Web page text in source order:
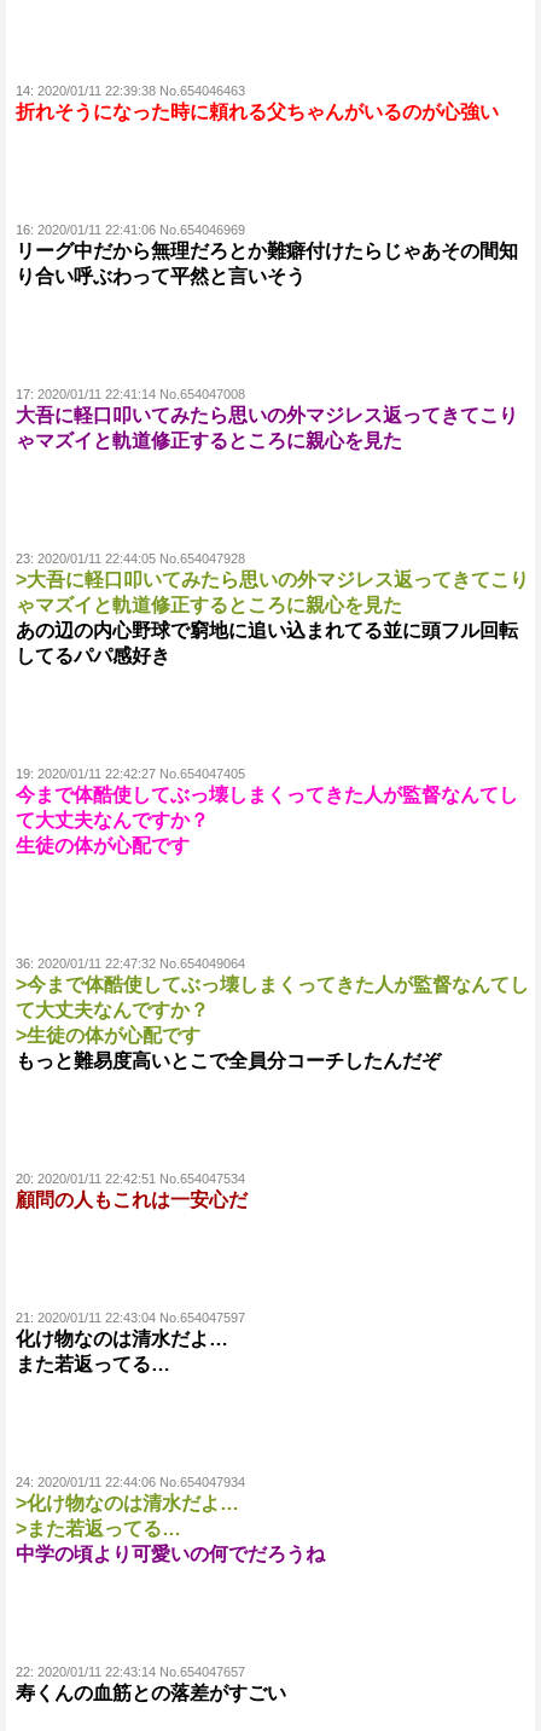
14: 2020/01/11 22:39:38 No.654046463
折れそうになった時に頼れる父ちゃんがいるのが心強い
16: 2020/01/11 22:41:06 No.654046969
リーグ中だから無理だろとか難癖付けたらじゃあその間知
り合い呼ぶわって平然と言いそう
17: 2020/01/11 22:41:14 No.654047008
大吾に軽口叩いてみたら思いの外マジレス返ってきてこり
ゃマズイと軌道修正するところに親心を見た
23: 2020/01/11 22:44:05 No.654047928
>大吾に軽口叩いてみたら思いの外マジレス返ってきてこり
ゃマズイと軌道修正するところに親心を見た
あの辺の内心野球で窮地に追い込まれてる並に頭フル回転
してるパパ感好き
19: 2020/01/11 22:42:27 No.654047405
今まで体酷使してぶっ壊しまくってきた人が監督なんてし
て大丈夫なんですか？
生徒の体が心配です
36: 2020/01/11 22:47:32 No.654049064
>今まで体酷使してぶっ壊しまくってきた人が監督なんてし
て大丈夫なんですか？
>生徒の体が心配です
もっと難易度高いとこで全員分コーチしたんだぞ
20: 2020/01/11 22:42:51 No.654047534
顧問の人もこれは一安心だ
21: 2020/01/11 22:43:04 No.654047597
化け物なのは清水だよ…
また若返ってる…
24: 2020/01/11 22:44:06 No.654047934
>化け物なのは清水だよ…
>また若返ってる…
中学の頃より可愛いの何でだろうね
22: 2020/01/11 22:43:14 No.654047657
寿くんの血筋との落差がすごい